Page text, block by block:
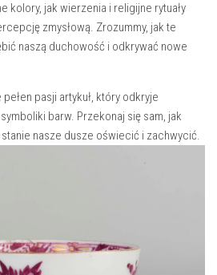
⁤kolory, jak wierzenia i religijne rytuały
zmysłową. Zrozummy, jak te
naszą duchowość i odkrywać nowe
pasji artykuł,⁤ który odkryje
barw. Przekonaj się sam, ‌jak
nasze dusze oświecić i zachwycić.